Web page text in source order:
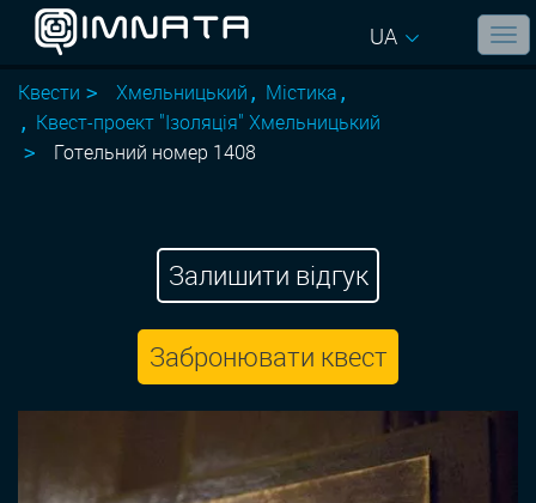
UA
Квести Хмельницький
Містика
Квест-проект "Ізоляція" Хмельницький
Готельний номер 1408
Залишити відгук
Забронювати квест